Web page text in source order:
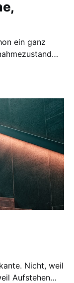
ein ganz
setzt sich in
und Leben“
berichtet
Nicht, weil
Aufstehen